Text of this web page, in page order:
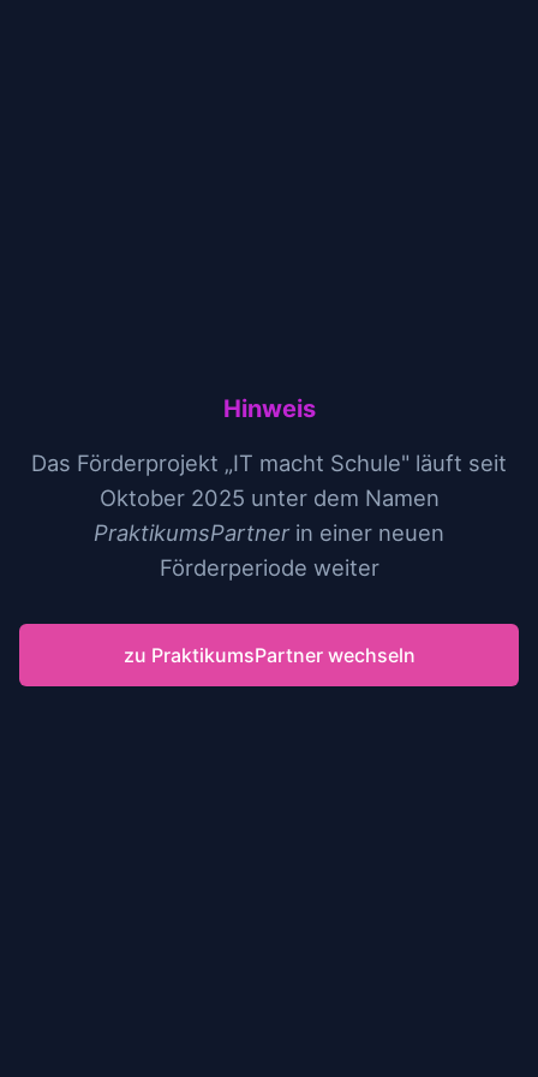
Hinweis
Das Förderprojekt „IT macht Schule" läuft seit
Oktober 2025 unter dem Namen
PraktikumsPartner in einer neuen
Förderperiode weiter
zu PraktikumsPartner wechseln